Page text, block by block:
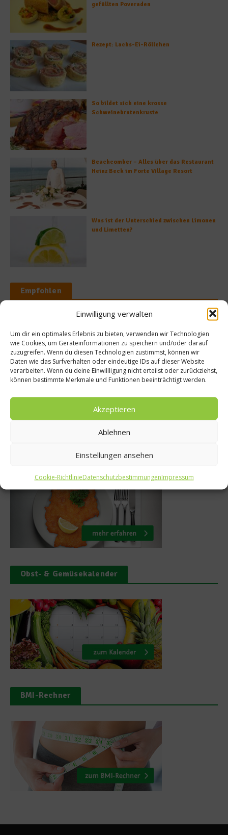
Einwilligung verwalten
Um dir ein optimales Erlebnis zu bieten, verwenden wir Technologien
wie Cookies, um Geräteinformationen zu speichern und/oder darauf
zuzugreifen. Wenn du diesen Technologien zustimmst, können wir
Daten wie das Surfverhalten oder eindeutige IDs auf dieser Website
verarbeiten. Wenn du deine Einwillligung nicht erteilst oder zurückziehst,
können bestimmte Merkmale und Funktionen beeinträchtigt werden.
Akzeptieren
Ablehnen
Einstellungen ansehen
Cookie-RichtlinieDatenschutzbestimmungenImpressum
gefüllten Poveraden
Rezept: Lachs-Ei-Röllchen
So bildet sich eine krosse
Schweinebratenkruste
Beachcomber – Alles über das Restaurant
Heinz Beck im Forte Village Resort
Was ist der Unterschied zwischen Limonen
und Limetten?
Empfohlen
und
News
Guide
Deutschland
Mitte
Was isst Deutschland
Obst- & Gemüsekalender
BMI-Rechner